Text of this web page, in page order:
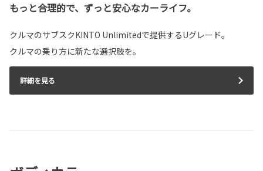
もっと合理的で、ずっと安心なカーライフ。
クルマのサブスクKINTO Unlimitedで提供するUグレード。
クルマの乗り方に新たな選択肢を。
詳細を見る